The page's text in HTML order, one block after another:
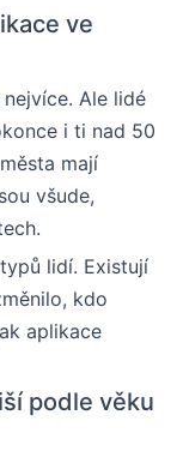
ve
Ale lidé
i ti nad 50
mají
všude,
lidí. Existují
kdo
aplikace
podle věku